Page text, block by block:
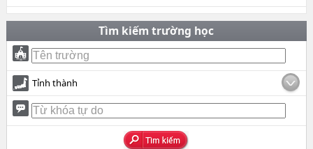
Tìm kiếm trường học
Tỉnh thành